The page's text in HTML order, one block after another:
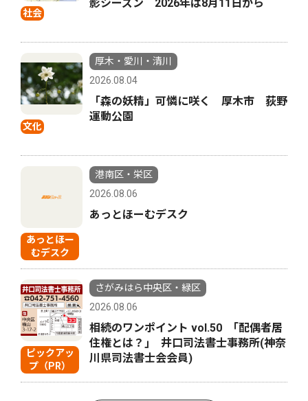
社会
影シーズン 2026年は8月11日から
文化
厚木・愛川・清川
2026.08.04
「森の妖精」可憐に咲く 厚木市 荻野
運動公園
あっとほー
むデスク
港南区・栄区
2026.08.06
あっとほーむデスク
ピックアッ
プ（PR）
さがみはら中央区・緑区
2026.08.06
相続のワンポイント vol.50 ｢配偶者居
住権とは？｣ 井口司法書士事務所(神奈
川県司法書士会会員)